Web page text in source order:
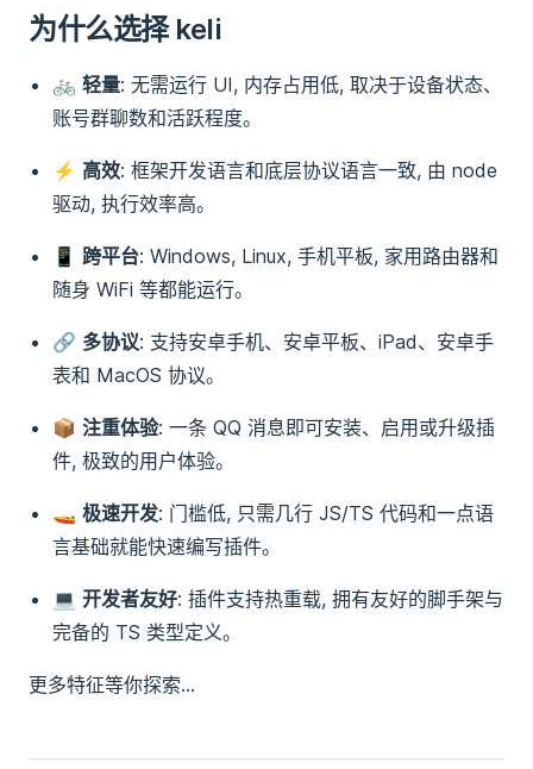
为什么选择 keli
🚲 轻量: 无需运行 UI, 内存占用低, 取决于设备状态、
账号群聊数和活跃程度。
⚡ 高效: 框架开发语言和底层协议语言一致, 由 node
驱动, 执行效率高。
📱 跨平台: Windows, Linux, 手机平板, 家用路由器和
随身 WiFi 等都能运行。
🔗 多协议: 支持安卓手机、安卓平板、iPad、安卓手
表和 MacOS 协议。
📦 注重体验: 一条 QQ 消息即可安装、启用或升级插
件, 极致的用户体验。
🚤 极速开发: 门槛低, 只需几行 JS/TS 代码和一点语
言基础就能快速编写插件。
💻 开发者友好: 插件支持热重载, 拥有友好的脚手架与
完备的 TS 类型定义。
更多特征等你探索...